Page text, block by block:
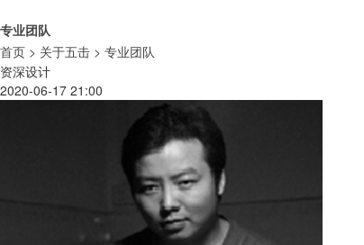
专业团队
首页 > 关于五击 > 专业团队
资深设计
2020-06-17 21:00